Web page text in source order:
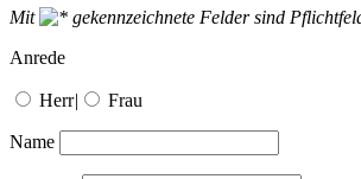
Mit
gekennzeichnete Felder sind
Anrede
Herr| Frau
Name